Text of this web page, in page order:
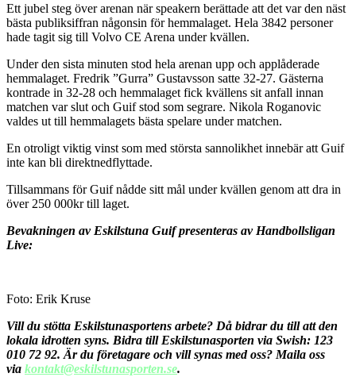
Ett jubel steg över arenan när speakern berättade att det var den näst
bästa publiksiffran någonsin för hemmalaget. Hela 3842 personer
hade tagit sig till Volvo CE Arena under kvällen.
Under den sista minuten stod hela arenan upp och applåderade
hemmalaget. Fredrik ”Gurra” Gustavsson satte 32-27. Gästerna
kontrade in 32-28 och hemmalaget fick kvällens sit anfall innan
matchen var slut och Guif stod som segrare. Nikola Roganovic
valdes ut till hemmalagets bästa spelare under matchen.
En otroligt viktig vinst som med största sannolikhet innebär att Guif
inte kan bli direktnedflyttade.
Tillsammans för Guif nådde sitt mål under kvällen genom att dra in
över 250 000kr till laget.
Bevakningen av Eskilstuna Guif presenteras av Handbollsligan
Live:
Foto: Erik Kruse
Vill du stötta Eskilstunasportens arbete? Då bidrar du till att den
lokala idrotten syns. Bidra till Eskilstunasporten via Swish: 123
010 72 92. Är du företagare och vill synas med oss? Maila oss
via kontakt@eskilstunasporten.se.